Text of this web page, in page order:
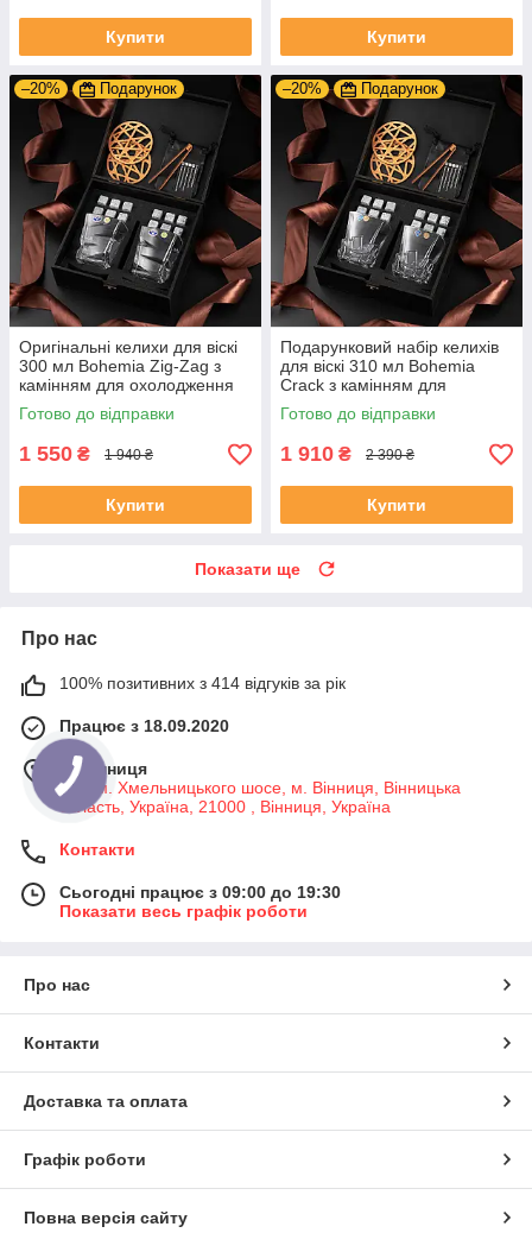
Купити Купити
–20% Подарунок
Оригінальні келихи для віскі
300 мл Bohemia Zig-Zag з
камінням для охолодження
напою
Готово до відправки
1 550 ₴ 1 940 ₴
Купити
–20% Подарунок
Подарунковий набір келихів
для віскі 310 мл Bohemia
Crack з камінням для
охолодження напою
Готово до відправки
1 910 ₴ 2 390 ₴
Купити
Показати ще
Про нас
100% позитивних з 414 відгуків за рік
Працює з 18.09.2020
м. Вінниця
7-й км. Хмельницького шосе, м. Вінниця, Вінницька
область, Україна, 21000 , Вінниця, Україна
Контакти
Сьогодні працює з 09:00 до 19:30
Показати весь графік роботи
Про нас
Контакти
Доставка та оплата
Графік роботи
Повна версія сайту